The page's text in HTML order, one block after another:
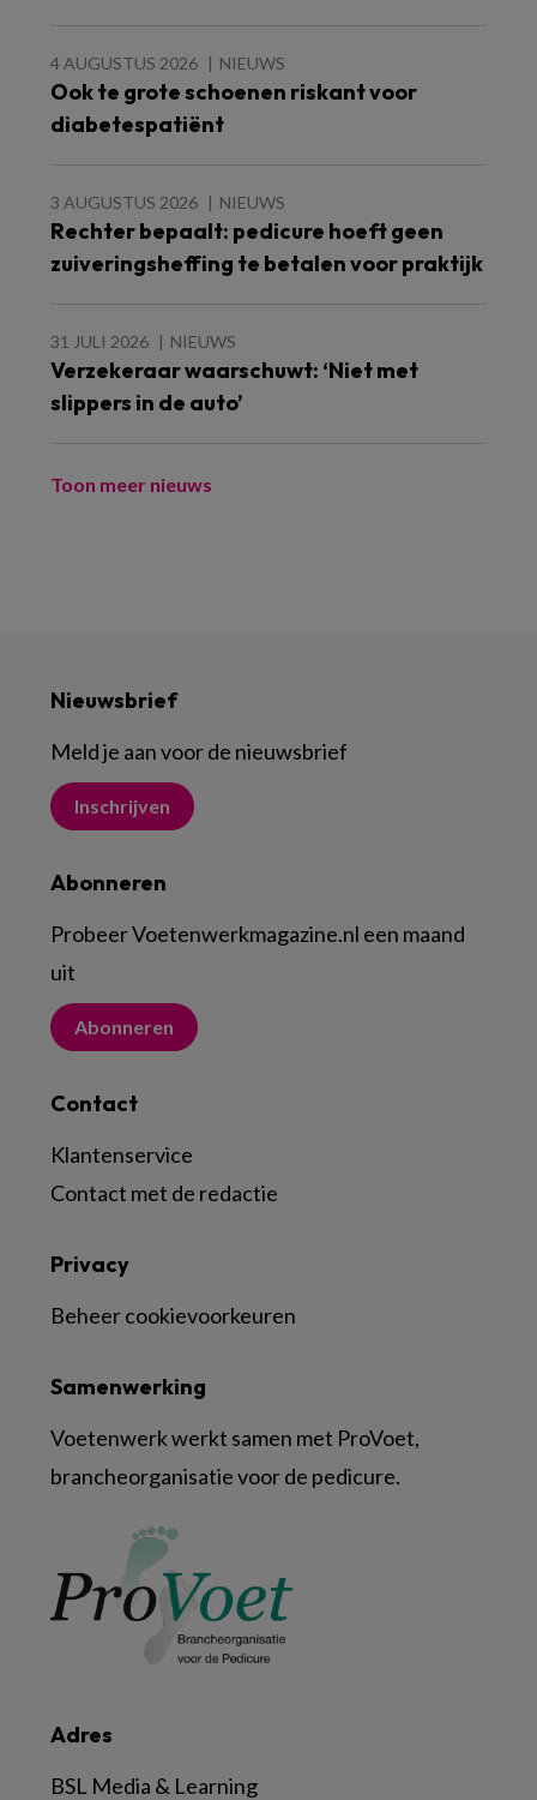
4 AUGUSTUS 2026 NIEUWS
Ook te grote schoenen riskant voor
diabetespatiënt
3 AUGUSTUS 2026 NIEUWS
Rechter bepaalt: pedicure hoeft geen
zuiveringsheffing te betalen voor praktijk
31 JULI 2026 NIEUWS
Verzekeraar waarschuwt: ‘Niet met
slippers in de auto’
Toon meer nieuws
Nieuwsbrief
Meld je aan voor de nieuwsbrief
Inschrijven
Abonneren
Probeer Voetenwerkmagazine.nl een maand
uit
Abonneren
Contact
Klantenservice
Contact met de redactie
Adres
BSL Media & Learning
Samenwerking
Voetenwerk werkt samen met ProVoet,
brancheorganisatie voor de pedicure.
Privacy
Beheer cookievoorkeuren